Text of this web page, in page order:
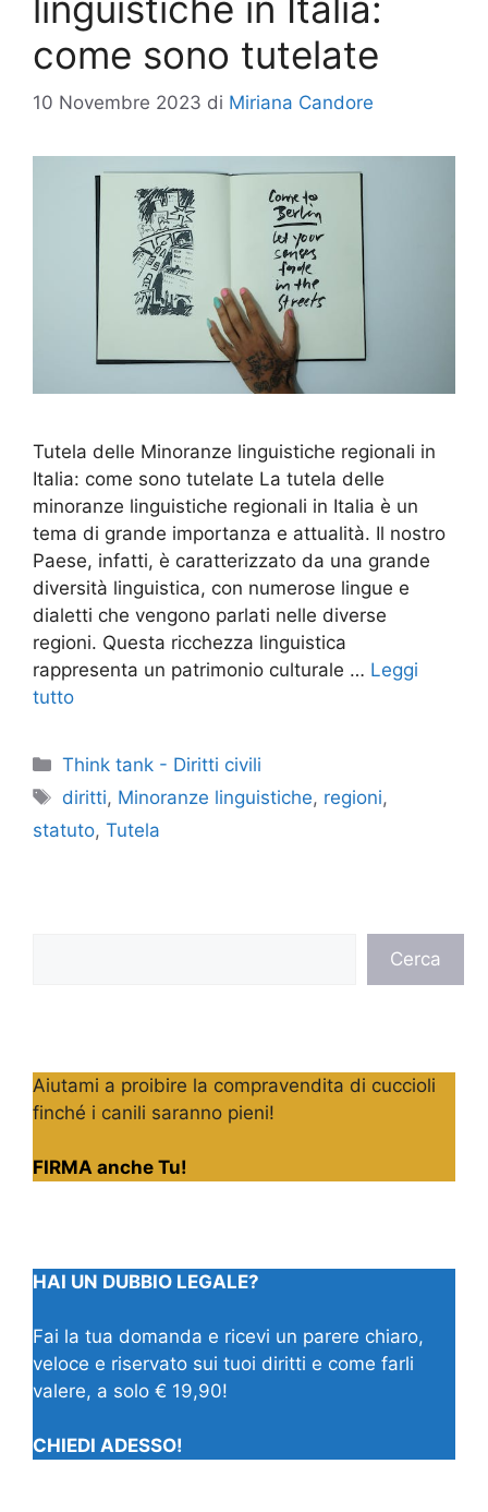
come sono tutelate
10 Novembre 2023 di Miriana Candore
Tutela delle Minoranze linguistiche regionali in
Italia: come sono tutelate La tutela delle
minoranze linguistiche regionali in Italia è un
tema di grande importanza e attualità. Il nostro
Paese, infatti, è caratterizzato da una grande
diversità linguistica, con numerose lingue e
dialetti che vengono parlati nelle diverse
regioni. Questa ricchezza linguistica
rappresenta un patrimonio culturale … Leggi
tutto
Categorie
Think tank - Diritti civili
Tag
diritti, Minoranze linguistiche, regioni,
statuto, Tutela
Cerca
Aiutami a proibire la compravendita di cuccioli
finché i canili saranno pieni!
FIRMA anche Tu!
HAI UN DUBBIO LEGALE?
Fai la tua domanda e ricevi un parere chiaro,
veloce e riservato sui tuoi diritti e come farli
valere, a solo € 19,90!
CHIEDI ADESSO!